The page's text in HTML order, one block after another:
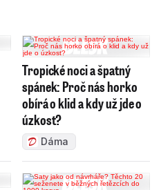
Tropické noci a špatný
spánek: Proč nás horko
obírá o klid a kdy už jde o
úzkost?
Dáma